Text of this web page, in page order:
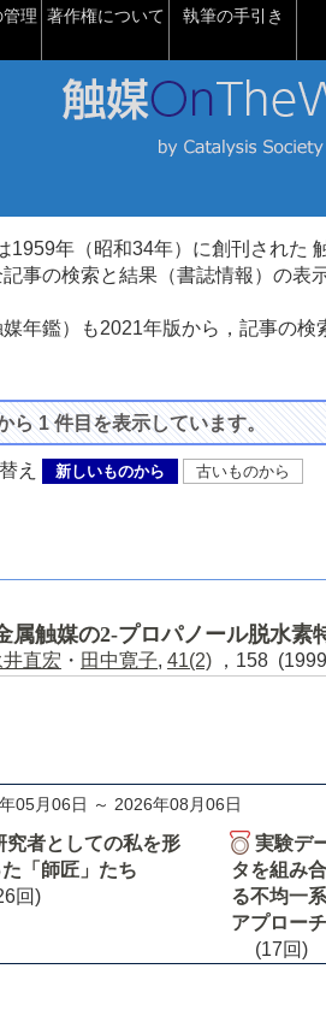
理 著作権について 執筆の手引き
1959年（昭和34年）に創刊された
事の検索と結果（書誌情報）の
年鑑）も2021年版から，記事の
ら 1 件目を表示しています。
え 新しいものから 古いものから
属触媒の2-プロパノール脱水素
井直宏 ・ 田中寛子, 41(2) ，158
05月06日 ～ 2026年08月06日
究者としての私を形
「師匠」たち
回)
実験デ
タを組み
る不均一
アプローチ
(17回)